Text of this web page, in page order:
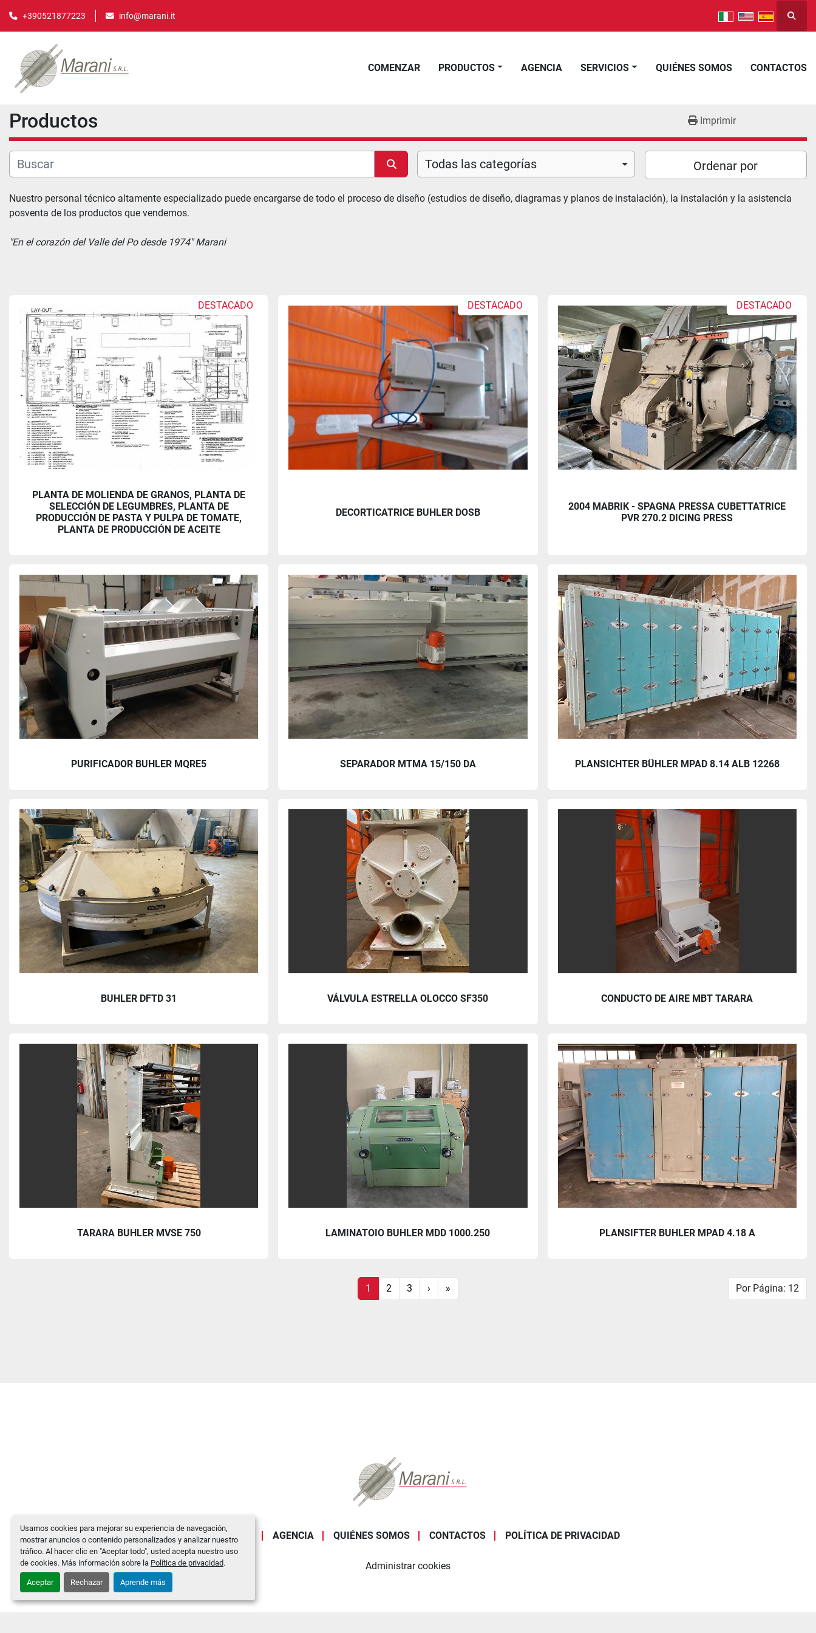
Usamos cookies para mejorar su experiencia de navegación,
mostrar anuncios o contenido personalizados y analizar nuestro
tráfico. Al hacer clic en "Aceptar todo", usted acepta nuestro uso
de cookies. Más información sobre la Política de privacidad.
Aceptar Rechazar Aprende más
+390521877223 info@marani.it
COMENZAR PRODUCTOS AGENCIA SERVICIOS QUIÉNES SOMOS CONTACTOS
Productos Imprimir
Todas las categorías Ordenar por
Nuestro personal técnico altamente especializado puede encargarse de todo el proceso de diseño (estudios de diseño, diagramas y planos de instalación), la instalación y la asistencia
posventa de los productos que vendemos.
"En el corazón del Valle del Po desde 1974" Marani
DESTACADO
PLANTA DE MOLIENDA DE GRANOS, PLANTA DE
SELECCIÓN DE LEGUMBRES, PLANTA DE
PRODUCCIÓN DE PASTA Y PULPA DE TOMATE,
PLANTA DE PRODUCCIÓN DE ACEITE
DESTACADO
DECORTICATRICE BUHLER DOSB
DESTACADO
2004 MABRIK - SPAGNA PRESSA CUBETTATRICE
PVR 270.2 DICING PRESS
PURIFICADOR BUHLER MQRE5 SEPARADOR MTMA 15/150 DA PLANSICHTER BÜHLER MPAD 8.14 ALB 12268
BUHLER DFTD 31 VÁLVULA ESTRELLA OLOCCO SF350 CONDUCTO DE AIRE MBT TARARA
TARARA BUHLER MVSE 750 LAMINATOIO BUHLER MDD 1000.250 PLANSIFTER BUHLER MPAD 4.18 A
1 2 3 › » Por Página: 12
PRODUCTOS AGENCIA QUIÉNES SOMOS CONTACTOS POLÍTICA DE PRIVACIDAD
Administrar cookies